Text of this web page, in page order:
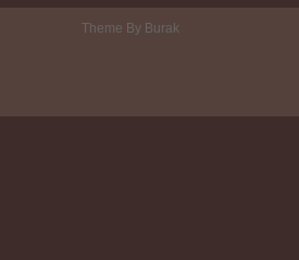
Theme By Burak